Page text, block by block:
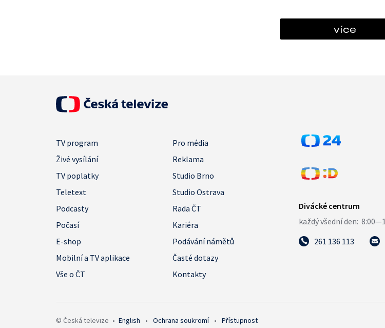
více
TV program
Pro média
Živé vysílání
Reklama
TV poplatky
Studio Brno
Teletext
Studio Ostrava
Podcasty
Rada ČT
Počasí
Kariéra
E-shop
Podávání námětů
Mobilní a TV aplikace
Časté dotazy
Vše o ČT
Kontakty
261 136 113
© Česká televize • English • Ochrana soukromí • Přístupnost